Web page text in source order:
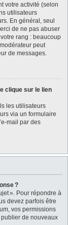
votre activité (selon
utilisateurs
En général, seul
de ne pas abuser
rang : beaucoup
peut
de messages.
clique sur le lien
les utilisateurs
via un formulaire
mail par des
?
». Pour répondre à
devez parfois être
vos permissions
de nouveaux